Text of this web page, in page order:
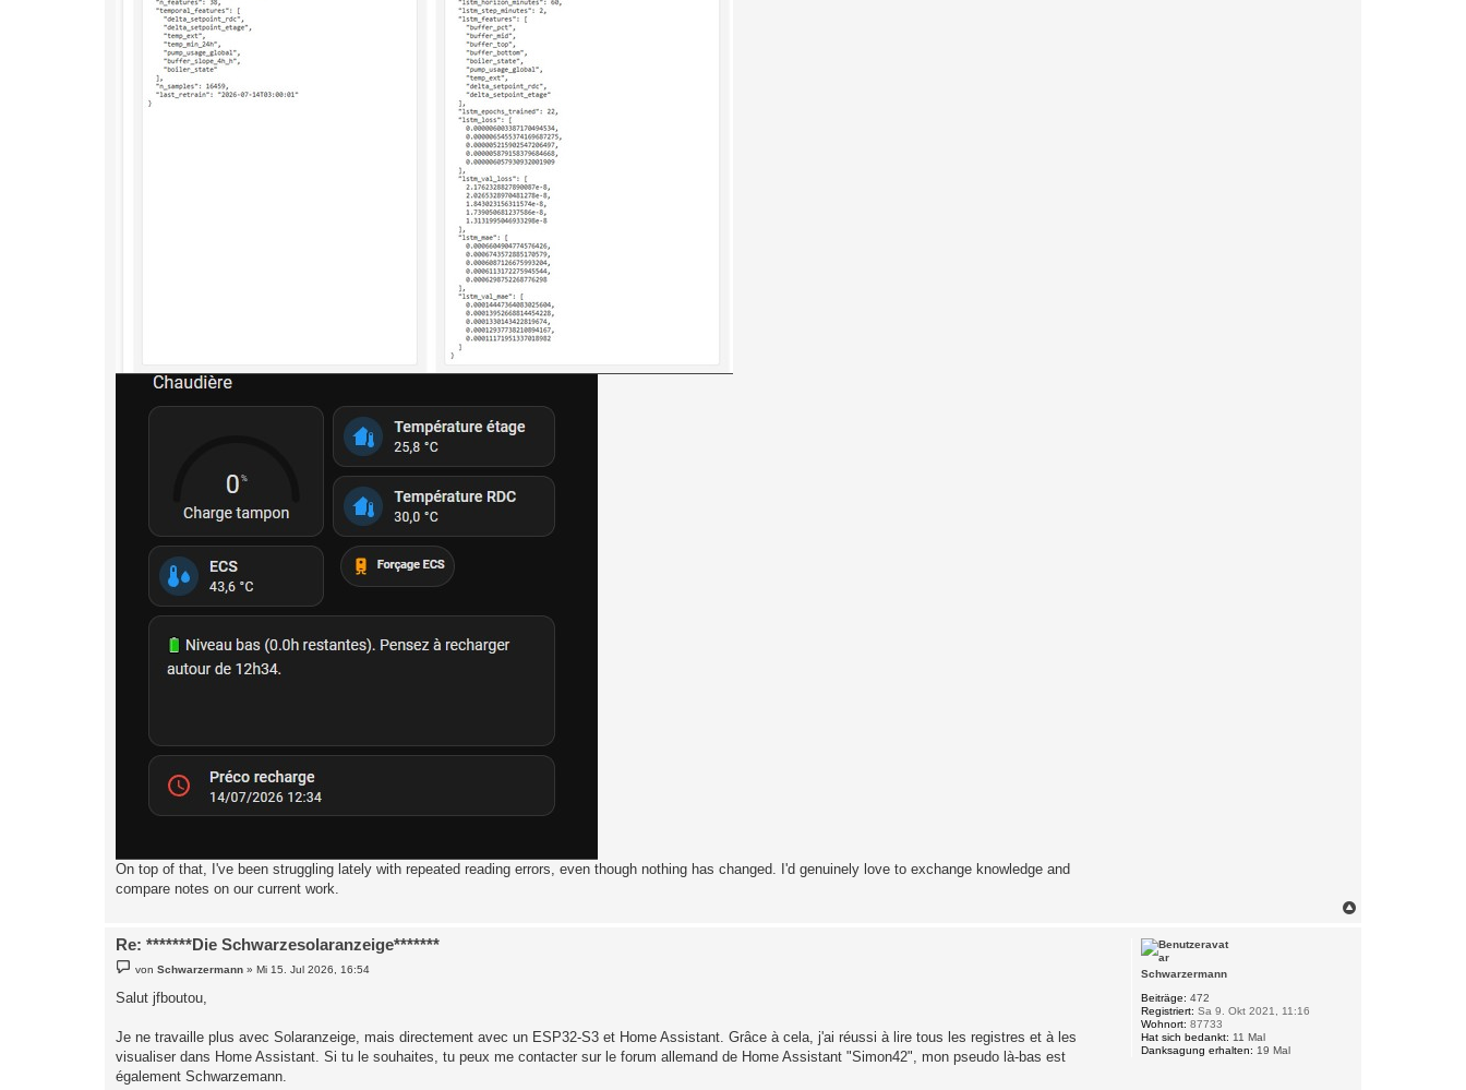
On top of that, I've been struggling lately with repeated reading errors, even though nothing has changed. I'd genuinely love to exchange knowledge and
compare notes on our current work.
Schwarzermann
Beiträge: 472
Registriert: Sa 9. Okt 2021, 11:16
Wohnort: 87733
Hat sich bedankt: 11 Mal
Danksagung erhalten: 19 Mal
Re: *******Die Schwarzesolaranzeige*******
e
i
t
g
vonSchwarzermann »Mi 15. Jul 2026, 16:54
Salut jfboutou,
Je ne travaille plus avec Solaranzeige, mais directement avec un ESP32-S3 et Home Assistant. Grâce à cela, j'ai réussi à lire tous les registres et à les
visualiser dans Home Assistant. Si tu le souhaites, tu peux me contacter sur le forum allemand de Home Assistant "Simon42", mon pseudo là-bas est
également Schwarzemann.